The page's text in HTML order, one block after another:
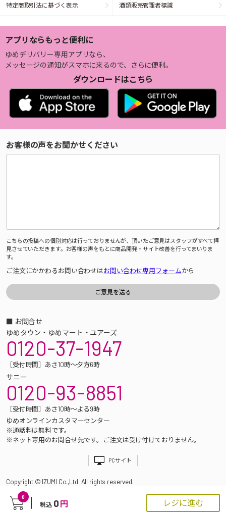
0
税込 0 円 レジに進む
特定商取引法に基づく表示 酒類販売管理者標識
アプリならもっと便利に
ゆめデリバリー専用アプリなら、
メッセージの通知がスマホに来るので、さらに便利。
ダウンロードはこちら
お客様の声をお聞かせください
こちらの投稿への個別対応は行っておりませんが、頂いたご意見はスタッフがすべて拝
見させていただきます。お客様の声をもとに商品開発・サイト改善を行ってまいりま
す。
ご注文にかかわるお問い合わせはお問い合わせ専用フォームから
■ お問合せ
ゆめタウン・ゆめマート・ユアーズ
0120-37-1947
［受付時間］あさ10時～夕方6時
サニー
0120-93-8851
［受付時間］あさ10時～よる9時
ゆめオンラインカスタマーセンター
※通話料は無料です。
※ネット専用のお問合せ先です。ご注文は受け付けておりません。
PCサイト
Copyright © IZUMI Co.,Ltd. All rights reserved.